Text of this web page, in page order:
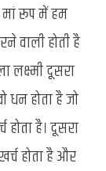
मां रूप में हम
वाली होती है
लक्ष्मी दूसरा
धन होता है जो
होता है। दूसरा
होता है और